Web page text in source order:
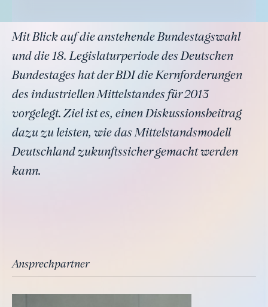
Mit Blick auf die anstehende Bundestagswahl
und die 18. Legislaturperiode des Deutschen
Bundestages hat der BDI die Kernforderungen
des industriellen Mittelstandes für 2013
vorgelegt. Ziel ist es, einen Diskussionsbeitrag
dazu zu leisten, wie das Mittelstandsmodell
Deutschland zukunftssicher gemacht werden
kann.
Ansprechpartner